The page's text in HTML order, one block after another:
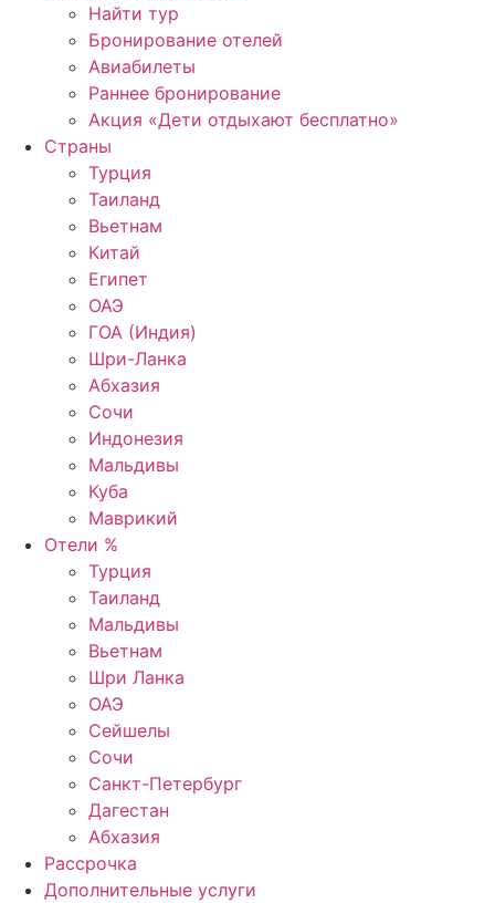
Найти тур
Бронирование отелей
Авиабилеты
Раннее бронирование
Акция «Дети отдыхают бесплатно»
Страны
Турция
Таиланд
Вьетнам
Китай
Египет
ОАЭ
ГОА (Индия)
Шри-Ланка
Абхазия
Сочи
Индонезия
Мальдивы
Куба
Маврикий
Отели %
Турция
Таиланд
Мальдивы
Вьетнам
Шри Ланка
ОАЭ
Сейшелы
Сочи
Санкт-Петербург
Дагестан
Абхазия
Рассрочка
Дополнительные услуги